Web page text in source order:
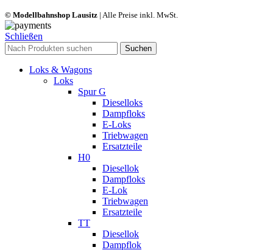
© Modellbahnshop Lausitz | Alle Preise inkl. MwSt.
Schließen
Suchen
Loks & Wagons
Loks
Spur G
Dieselloks
Dampfloks
E-Loks
Triebwagen
Ersatzteile
H0
Diesellok
Dampfloks
E-Lok
Triebwagen
Ersatzteile
TT
Diesellok
Dampflok